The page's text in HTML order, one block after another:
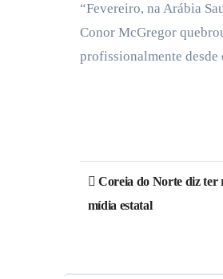
“Fevereiro, na Arábia
Conor McGregor
profissionalmente desde
Coreia do Norte diz ter
mídia estatal